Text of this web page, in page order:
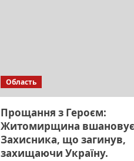
Область
Прощання з Героєм:
Житомирщина вшановує
Захисника, що загинув,
захищаючи Україну.